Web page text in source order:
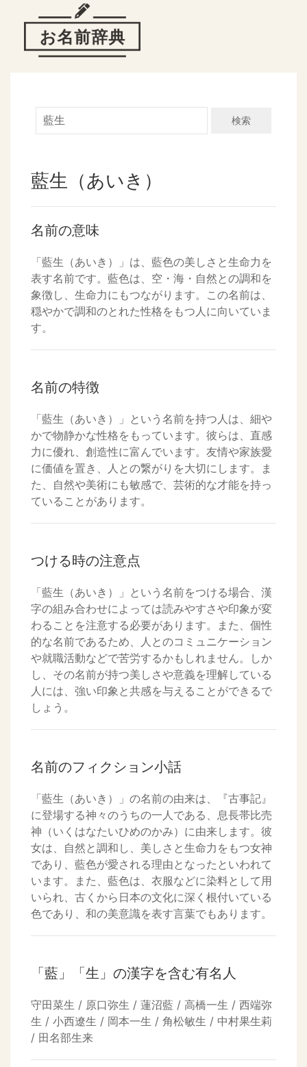
検索
藍生（あいき）
名前の意味
「藍生（あいき）」は、藍色の美しさと生命力を
表す名前です。藍色は、空・海・自然との調和を
象徴し、生命力にもつながります。この名前は、
穏やかで調和のとれた性格をもつ人に向いていま
す。
名前の特徴
「藍生（あいき）」という名前を持つ人は、細や
かで物静かな性格をもっています。彼らは、直感
力に優れ、創造性に富んでいます。友情や家族愛
に価値を置き、人との繋がりを大切にします。ま
た、自然や美術にも敏感で、芸術的な才能を持っ
ていることがあります。
つける時の注意点
「藍生（あいき）」という名前をつける場合、漢
字の組み合わせによっては読みやすさや印象が変
わることを注意する必要があります。また、個性
的な名前であるため、人とのコミュニケーション
や就職活動などで苦労するかもしれません。しか
し、その名前が持つ美しさや意義を理解している
人には、強い印象と共感を与えることができるで
しょう。
名前のフィクション小話
「藍生（あいき）」の名前の由来は、『古事記』
に登場する神々のうちの一人である、息長帯比売
神（いくはなたいひめのかみ）に由来します。彼
女は、自然と調和し、美しさと生命力をもつ女神
であり、藍色が愛される理由となったといわれて
います。また、藍色は、衣服などに染料として用
いられ、古くから日本の文化に深く根付いている
色であり、和の美意識を表す言葉でもあります。
「藍」「生」の漢字を含む有名人
守田菜生 / 原口弥生 / 蓮沼藍 / 高橋一生 / 西端弥
生 / 小西遼生 / 岡本一生 / 角松敏生 / 中村果生莉
/ 田名部生来